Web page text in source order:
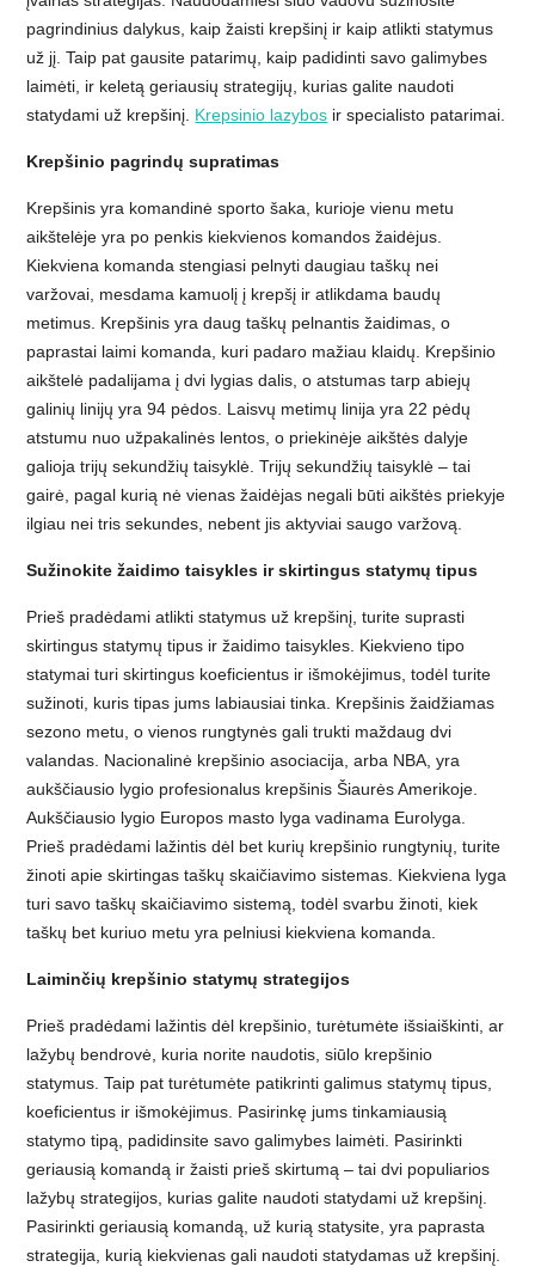
pagrindinius dalykus, kaip žaisti krepšinį ir kaip atlikti statymus
už jį. Taip pat gausite patarimų, kaip padidinti savo galimybes
laimėti, ir keletą geriausių strategijų, kurias galite naudoti
statydami už krepšinį. Krepsinio lazybos ir specialisto patarimai.
Krepšinio pagrindų supratimas
Krepšinis yra komandinė sporto šaka, kurioje vienu metu
aikštelėje yra po penkis kiekvienos komandos žaidėjus.
Kiekviena komanda stengiasi pelnyti daugiau taškų nei
varžovai, mesdama kamuolį į krepšį ir atlikdama baudų
metimus. Krepšinis yra daug taškų pelnantis žaidimas, o
paprastai laimi komanda, kuri padaro mažiau klaidų. Krepšinio
aikštelė padalijama į dvi lygias dalis, o atstumas tarp abiejų
galinių linijų yra 94 pėdos. Laisvų metimų linija yra 22 pėdų
atstumu nuo užpakalinės lentos, o priekinėje aikštės dalyje
galioja trijų sekundžių taisyklė. Trijų sekundžių taisyklė – tai
gairė, pagal kurią nė vienas žaidėjas negali būti aikštės priekyje
ilgiau nei tris sekundes, nebent jis aktyviai saugo varžovą.
Sužinokite žaidimo taisykles ir skirtingus statymų tipus
Prieš pradėdami atlikti statymus už krepšinį, turite suprasti
skirtingus statymų tipus ir žaidimo taisykles. Kiekvieno tipo
statymai turi skirtingus koeficientus ir išmokėjimus, todėl turite
sužinoti, kuris tipas jums labiausiai tinka. Krepšinis žaidžiamas
sezono metu, o vienos rungtynės gali trukti maždaug dvi
valandas. Nacionalinė krepšinio asociacija, arba NBA, yra
aukščiausio lygio profesionalus krepšinis Šiaurės Amerikoje.
Aukščiausio lygio Europos masto lyga vadinama Eurolyga.
Prieš pradėdami lažintis dėl bet kurių krepšinio rungtynių, turite
žinoti apie skirtingas taškų skaičiavimo sistemas. Kiekviena lyga
turi savo taškų skaičiavimo sistemą, todėl svarbu žinoti, kiek
taškų bet kuriuo metu yra pelniusi kiekviena komanda.
Laiminčių krepšinio statymų strategijos
Prieš pradėdami lažintis dėl krepšinio, turėtumėte išsiaiškinti, ar
lažybų bendrovė, kuria norite naudotis, siūlo krepšinio
statymus. Taip pat turėtumėte patikrinti galimus statymų tipus,
koeficientus ir išmokėjimus. Pasirinkę jums tinkamiausią
statymo tipą, padidinsite savo galimybes laimėti. Pasirinkti
geriausią komandą ir žaisti prieš skirtumą – tai dvi populiarios
lažybų strategijos, kurias galite naudoti statydami už krepšinį.
Pasirinkti geriausią komandą, už kurią statysite, yra paprasta
strategija, kurią kiekvienas gali naudoti statydamas už krepšinį.
Kaip
Namų
kvapai
kaip